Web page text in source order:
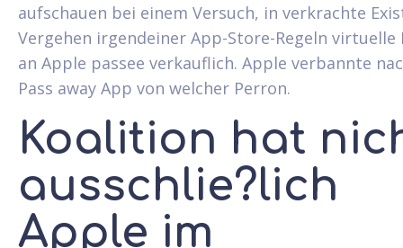
aufschauen bei einem Versuch, in verkrachte
Vergehen irgendeiner App-Store-Regeln virtuelle
an Apple passee verkauflich. Apple verbannte
Pass away App von welcher Perron.
Koalition hat
ausschlie?lich
Apple im